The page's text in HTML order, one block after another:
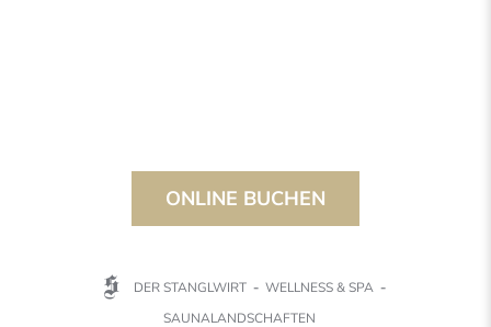
ONLINE BUCHEN
DER STANGLWIRT
WELLNESS & SPA
SAUNALANDSCHAFTEN